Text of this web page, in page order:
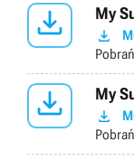
 My

 My
